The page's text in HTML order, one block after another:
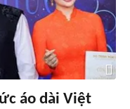
áo dài Việt